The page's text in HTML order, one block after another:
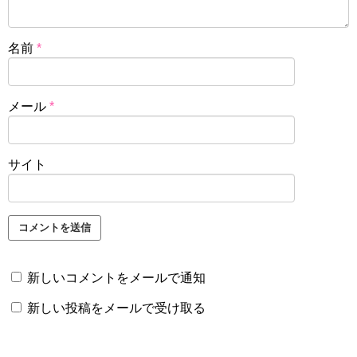
名前 *
メール *
サイト
新しいコメントをメールで通知
新しい投稿をメールで受け取る